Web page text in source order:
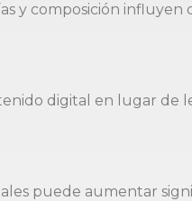
y composición
digital en lugar de
puede aumentar